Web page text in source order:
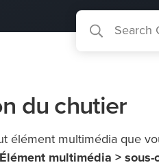
du chutier
élément multimédia que
multimédia > sous-